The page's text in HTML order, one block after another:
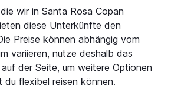
wir in Santa Rosa Copan
diese Unterkünfte den
Preise können abhängig vom
variieren, nutze deshalb das
der Seite, um weitere Optionen
du flexibel reisen können.